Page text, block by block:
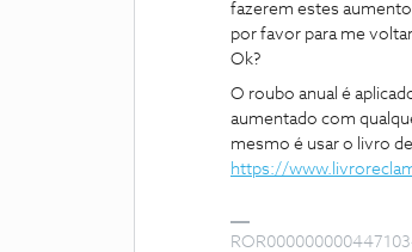
fazerem estes
por favor para me
Ok?
O roubo anual é
aumentado com
mesmo é usar o livro
https://